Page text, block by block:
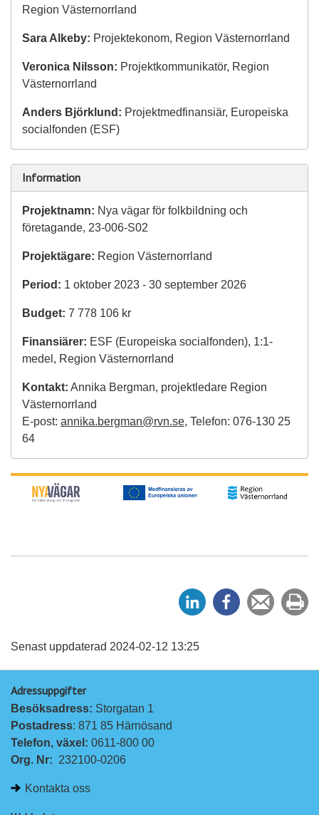
Region Västernorrland
Sara Alkeby: Projektekonom, Region Västernorrland
Veronica Nilsson: Projektkommunikatör, Region
Västernorrland
Anders Björklund: Projektmedfinansiär, Europeiska
socialfonden (ESF)
Information
Projektnamn: Nya vägar för folkbildning och
företagande, 23-006-S02
Projektägare: Region Västernorrland
Period: 1 oktober 2023 - 30 september 2026
Budget: 7 778 106 kr
Finansiärer: ESF (Europeiska socialfonden), 1:1-
medel, Region Västernorrland
Kontakt: Annika Bergman, projektledare Region
Västernorrland
E-post: annika.bergman@rvn.se, Telefon: 076-130 25
64
e
e
Tipsa
en
ut
Senast uppdaterad 2024-02-12 13:25
Adressuppgifter
Besöksadress: Storgatan 1
Postadress: 871 85 Härnösand
Telefon, växel: 0611-800 00
Org. Nr: 232100-0206
Kontakta oss